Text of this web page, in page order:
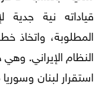
قياداته نية جدية
المطلوبة، واتخاذ
النظام الإيراني.
استقرار لبنان